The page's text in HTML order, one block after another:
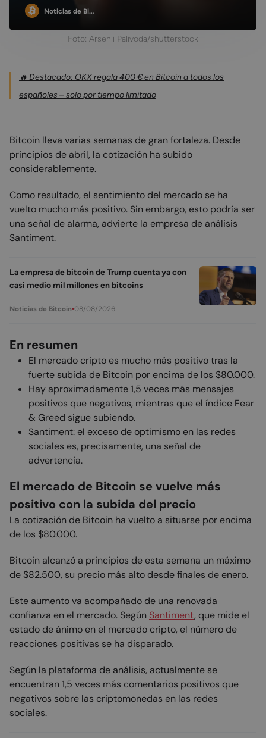
Noticias de Bi…
Foto: Arsenii Palivoda/shutterstock
🔥 Destacado: OKX regala 400 € en Bitcoin a todos los
españoles – solo por tiempo limitado
Bitcoin lleva varias semanas de gran fortaleza. Desde
principios de abril, la cotización ha subido
considerablemente.
Como resultado, el sentimiento del mercado se ha
vuelto mucho más positivo. Sin embargo, esto podría ser
una señal de alarma, advierte la empresa de análisis
Santiment.
La empresa de bitcoin de Trump cuenta ya con
casi medio mil millones en bitcoins
Noticias de Bitcoin 08/08/2026
En resumen
El mercado cripto es mucho más positivo tras la
fuerte subida de Bitcoin por encima de los $80.000.
Hay aproximadamente 1,5 veces más mensajes
positivos que negativos, mientras que el índice Fear
& Greed sigue subiendo.
Santiment: el exceso de optimismo en las redes
sociales es, precisamente, una señal de
advertencia.
El mercado de Bitcoin se vuelve más
positivo con la subida del precio
La cotización de Bitcoin ha vuelto a situarse por encima
de los $80.000.
Bitcoin alcanzó a principios de esta semana un máximo
de $82.500, su precio más alto desde finales de enero.
Este aumento va acompañado de una renovada
confianza en el mercado. Según Santiment, que mide el
estado de ánimo en el mercado cripto, el número de
reacciones positivas se ha disparado.
Según la plataforma de análisis, actualmente se
encuentran 1,5 veces más comentarios positivos que
negativos sobre las criptomonedas en las redes
sociales.